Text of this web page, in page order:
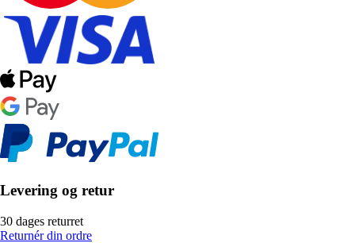
Levering og retur
30 dages returret
Returnér din ordre